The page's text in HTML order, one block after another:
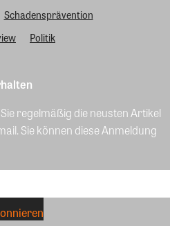
Schadensprävention
Politik
regelmäßig die neusten Artikel
Sie können diese Anmeldung